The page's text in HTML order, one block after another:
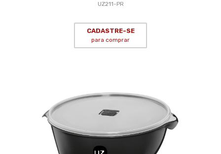
UZ211-PR
CADASTRE-SE
para comprar